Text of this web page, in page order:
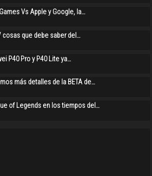
Vs Apple y Google, la…
cosas que debe saber del…
P40 Pro y P40 Lite ya…
más detalles de la BETA de…
of Legends en los tiempos del…